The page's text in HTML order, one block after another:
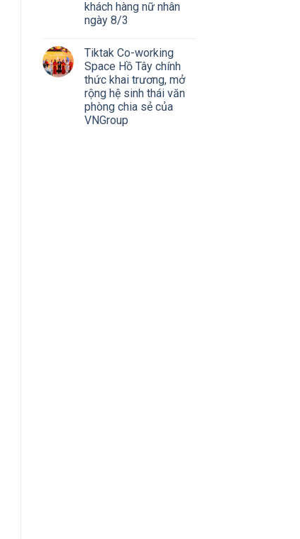
khách hàng nữ nhân
ngày 8/3
Tiktak Co-working
Space Hồ Tây chính
thức khai trương, mở
rộng hệ sinh thái văn
phòng chia sẻ của
VNGroup